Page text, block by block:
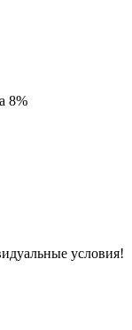
8%
условия!